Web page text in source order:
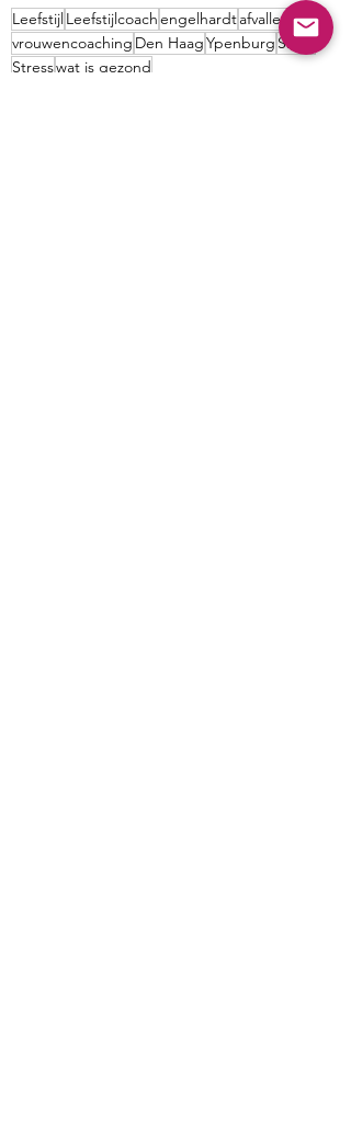
LeefstijlLeefstijlcoachengelhardtafvallen
vrouwencoaching Den HaagYpenburg Slaap
Stresswat is gezond